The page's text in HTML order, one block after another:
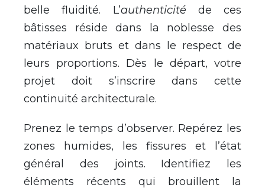
belle fluidité. L’authenticité de ces
bâtisses réside dans la noblesse des
matériaux bruts et dans le respect de
leurs proportions. Dès le départ, votre
projet doit s’inscrire dans cette
continuité architecturale.
Prenez le temps d’observer. Repérez les
zones humides, les fissures et l’état
général des joints. Identifiez les
éléments récents qui brouillent la